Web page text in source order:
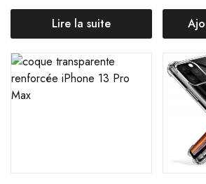
Lire la suite